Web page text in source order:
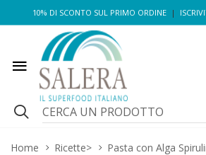
10% DI SCONTO SUL PRIMO ORDINE |
Home Ricette> Pasta con Alga